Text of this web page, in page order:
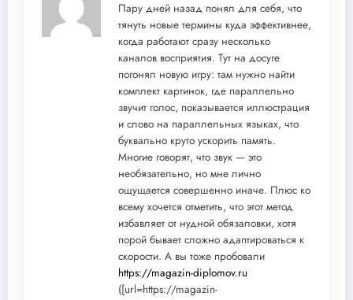
Пару дней назад понял для себя, что
тянуть новые термины куда эффективнее,
когда работают сразу несколько
каналов восприятия. Тут на досуге
погонял новую игру: там нужно найти
комплект картинок, где параллельно
звучит голос, показывается иллюстрация
и слово на параллельных языках, что
буквально круто ускорить память.
Многие говорят, что звук — это
необязательно, но мне лично
ощущается совершенно иначе. Плюс ко
всему хочется отметить, что этот метод
избавляет от нудной обязаловки, хотя
порой бывает сложно адаптироваться к
скорости. А вы тоже пробовали
https://magazin-diplomov.ru
([url=https://magazin-